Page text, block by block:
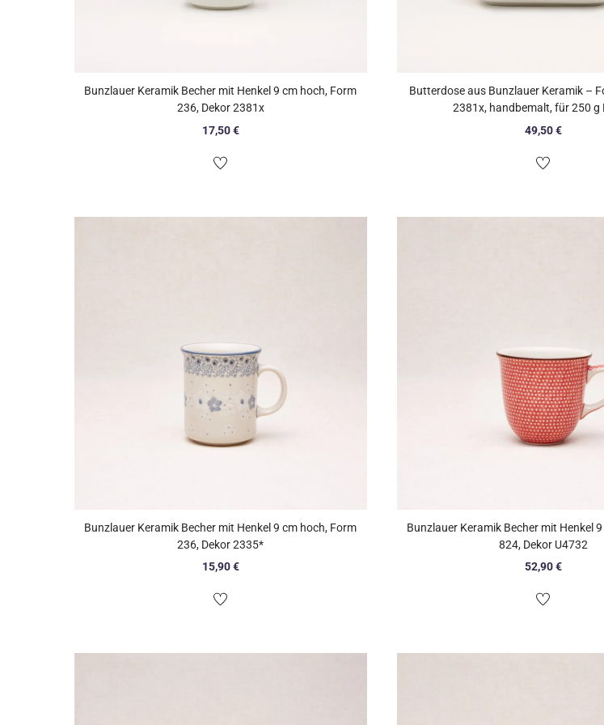
Bunzlauer Keramik Becher mit Henkel 9 cm hoch, Form
236, Dekor 2381x
17,50€
Butterdose aus Bunzlauer Keramik –
2381x, handbemalt, für 250 g
49,50€
Bunzlauer Keramik Becher mit Henkel 9 cm hoch, Form
236, Dekor 2335*
15,90€
Bunzlauer Keramik Becher mit Henkel
824, Dekor U4732
52,90€